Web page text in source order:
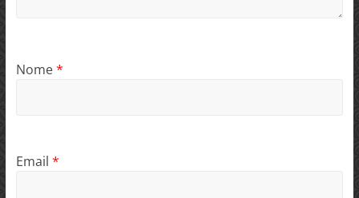
Nome*
Email *